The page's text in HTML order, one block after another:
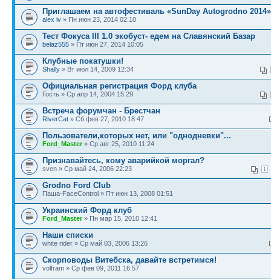
Приглашаем на автофестиваль «SunDay Autogrodno
alex iv » Пн июн 23, 2014 02:10
Тест Фокуса III 1.0 экобуст- едем на Славянский Базар
belaz555 » Пт июн 27, 2014 10:05
Клубные покатушки!
Shally » Вт июл 14, 2009 12:34
Официальная регистрация Форд клуба
Гость » Ср апр 14, 2004 15:29
Встреча форумчан - Брестчан
RiverCat » Сб фев 27, 2010 18:47
Пользователи,которых нет, или "однодневки"...
Ford_Master» Ср авг 25, 2010 11:24
Признавайтесь, кому аварийкой моргал?
1
sven » Ср май 24, 2006 22:23
Grodno Ford Club
Паша-FaceControl » Пт июн 13, 2008 01:51
Украинский Форд клуб
Ford_Master» Пн мар 15, 2010 12:41
Наши списки
white rider » Ср май 03, 2006 13:26
Скорповоды Витебска, давайте встретимся!
volfram » Ср фев 09, 2011 16:57